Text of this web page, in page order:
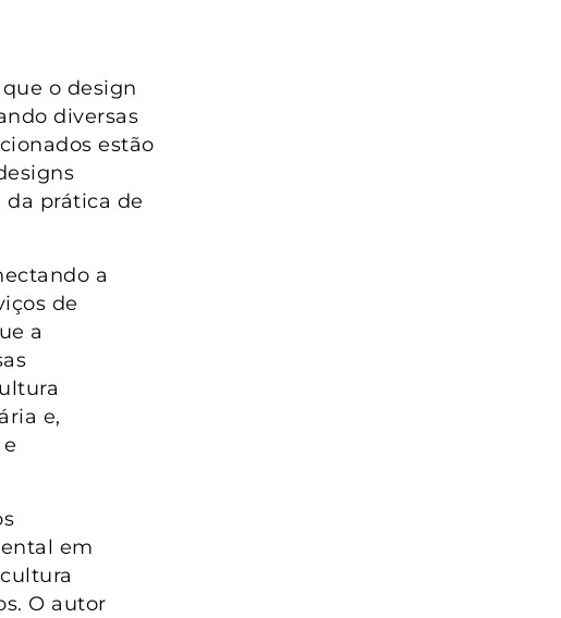
o design
diversas
estão
da prática de
a
de
a
e,
em
O autor